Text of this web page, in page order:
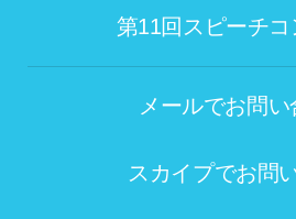
第11回スピーチコ
メールでお問い
スカイプでお問